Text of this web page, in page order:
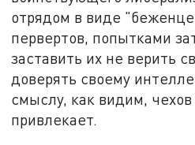
отрядом в виде
первертов, попытками
заставить их не верить
доверять своему
смыслу, как видим,
привлекает.